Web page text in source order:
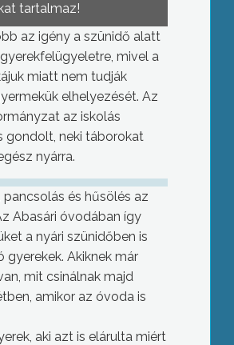
tartalmaz!
az igény a szünidő alatt
mivel a
miatt nem tudják
elhelyezését. Az
az iskolás
gondolt, neki táborokat
nyárra.
pancsolás és hűsölés az
Abasári óvodában így
a nyári szünidőben is
gyerekek. Akiknek már
mit csinálnak majd
amikor az óvoda is
aki azt is elárulta miért